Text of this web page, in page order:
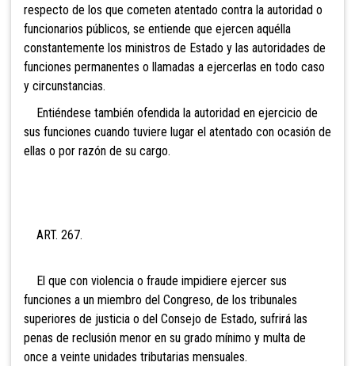
respecto de los que cometen atentado contra la autoridad o
funcionarios públicos, se entiende que ejercen aquélla
constantemente los ministros de Estado y las autoridades de
funciones permanentes o llamadas a ejercerlas en todo caso
y circunstancias.
Entiéndese también ofendida la autoridad en ejercicio de
sus funciones cuando tuviere lugar el atentado con ocasión de
ellas o por razón de su cargo.
ART. 267.
El que con violencia o fraude impidiere ejercer sus
funciones a un miembro del Congreso, de los tribunales
superiores de justicia o del Consejo de Estado, sufrirá las
penas de reclusión menor en su grado mínimo y multa de
once a veinte unidades tributarias mensuales.